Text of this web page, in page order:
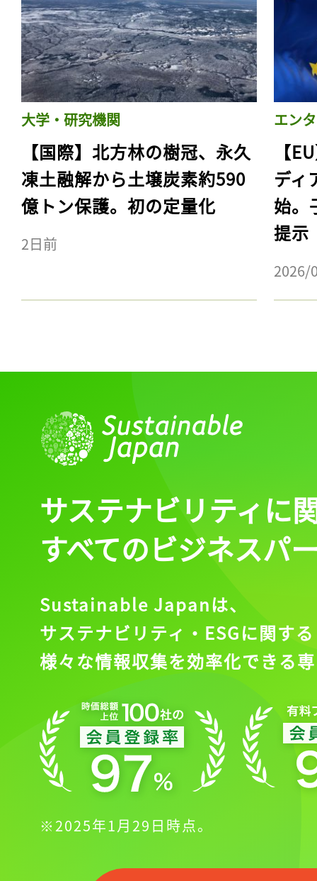
大学・研究機関
【国際】北方林の樹冠、永久
凍土融解から土壌炭素約590
億トン保護。初の定量化
2日前
エン
【
ディ
始。
提示
2026/
サステナビリティに
すべてのビジネスパ
Sustainable Japanは、
サステナビリティ・ESGに関する
様々な情報収集を効率化できる
※2025年1月29日時点。